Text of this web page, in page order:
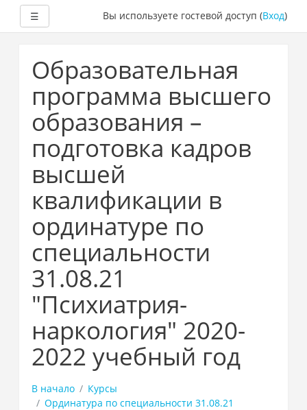
основному
☰ Вы используете гостевой доступ (Вход)
Образовательная
программа высшего
образования –
подготовка кадров
высшей
квалификации в
ординатуре по
специальности
31.08.21
"Психиатрия-
наркология" 2020-
2022 учебный год
В начало
Курсы
Ординатура по специальности 31.08.21